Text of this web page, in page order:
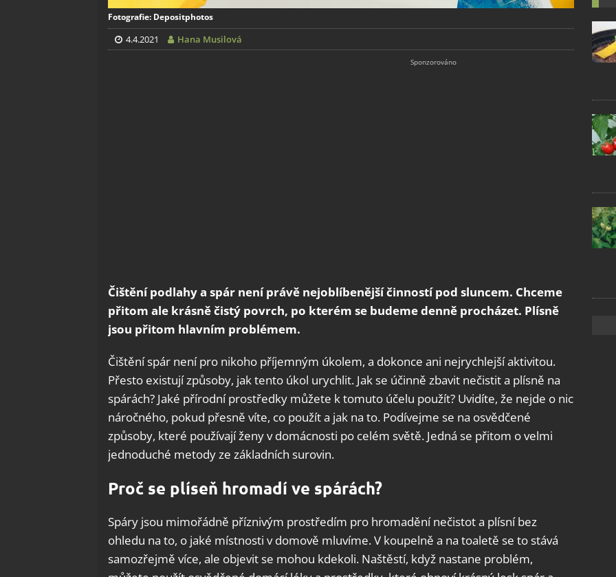
Fotografie: Depositphotos
4.4.2021 Hana Musilová
Čištění podlahy a spár není právě nejoblíbenější činností pod sluncem. Chceme
přitom ale krásně čistý povrch, po kterém se budeme denně procházet. Plísně
jsou přitom hlavním problémem.
Čištění spár není pro nikoho příjemným úkolem, a dokonce ani nejrychlejší aktivitou.
Přesto existují způsoby, jak tento úkol urychlit. Jak se účinně zbavit nečistit a plísně na
spárách? Jaké přírodní prostředky můžete k tomuto účelu použít? Uvidíte, že nejde o nic
náročného, pokud přesně víte, co použít a jak na to. Podívejme se na osvědčené
způsoby, které používají ženy v domácnosti po celém světě. Jedná se přitom o velmi
jednoduché metody ze základních surovin.
Proč se plíseň hromadí ve spárách?
Spáry jsou mimořádně příznivým prostředím pro hromadění nečistot a plísní bez
ohledu na to, o jaké místnosti v domově mluvíme. V koupelně a na toaletě se to stává
samozřejmě více, ale objevit se mohou kdekoli. Naštěstí, když nastane problém,